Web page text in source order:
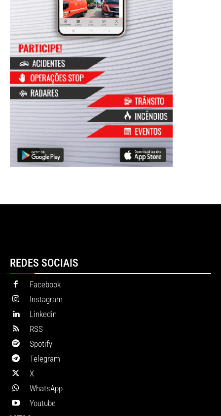
REDES SOCIAIS
Facebook
Instagram
Linkedin
RSS
Spotify
Telegram
X
WhatsApp
Youtube